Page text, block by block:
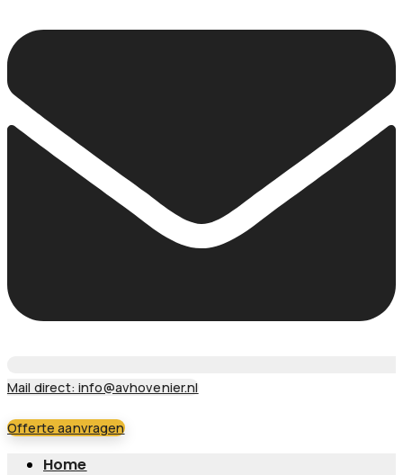
Mail direct: info@avhovenier.nl
Offerte aanvragen
Home